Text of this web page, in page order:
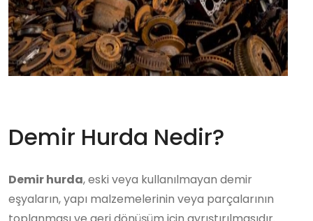
Demir Hurda Nedir?
Demir hurda, eski veya kullanılmayan demir
eşyaların, yapı malzemelerinin veya parçalarının